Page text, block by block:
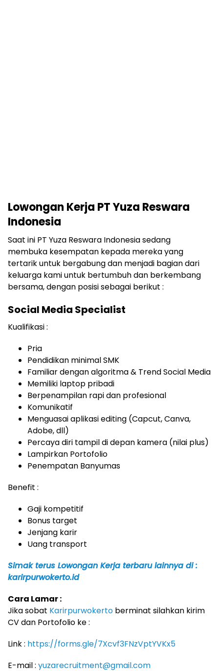
Lowongan Kerja PT Yuza Reswara
Indonesia
Saat ini PT Yuza Reswara Indonesia sedang
membuka kesempatan kepada mereka yang
tertarik untuk bergabung dan menjadi bagian dari
keluarga kami untuk bertumbuh dan berkembang
bersama, dengan posisi sebagai berikut :
Social Media Specialist
Kualifikasi :
Pria
Pendidikan minimal SMK
Familiar dengan algoritma & Trend Social Media
Memiliki laptop pribadi
Berpenampilan rapi dan profesional
Komunikatif
Menguasai aplikasi editing (Capcut, Canva,
Adobe, dll)
Percaya diri tampil di depan kamera (nilai plus)
Lampirkan Portofolio
Penempatan Banyumas
Benefit :
Gaji kompetitif
Bonus target
Jenjang karir
Uang transport
Simak terus Lowongan Kerja terbaru lainnya di :
karirpurwokerto.id
Cara Lamar :
Jika sobat Karirpurwokerto berminat silahkan kirim
CV dan Portofolio ke :
Link : https://forms.gle/7Xcvf3FNzVptYVKx5
E-mail : yuzarecruitment@gmail.com